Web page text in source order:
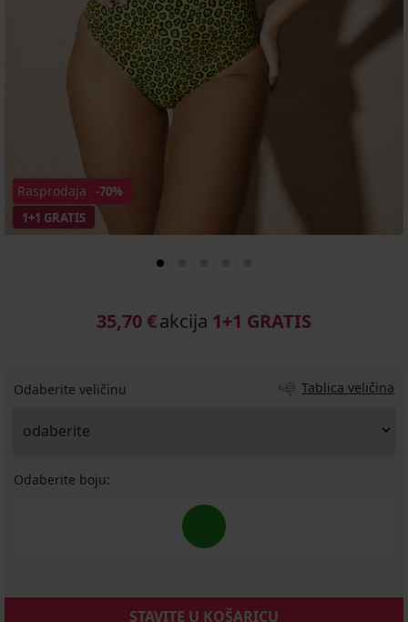
1+1 GRATIS
Rasprodaja -70%
35,70 €akcija 1+1 GRATIS
Odaberite veličinu Tablica veličina
Odaberite boju:
STAVITE U KOŠARICU